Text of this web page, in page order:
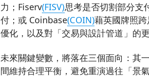
力；Fiserv(FISV)思考是否切割部分支
付；或 Coinbase(COIN)藉英國牌照
優化，以及對「交易與設計管道」的更
未來關鍵變數，將落在三個面向：其
間維持合理平衡，避免重演過往「景